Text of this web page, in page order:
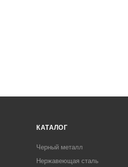
КАТАЛОГ
Черный металл
Нержавеющая сталь